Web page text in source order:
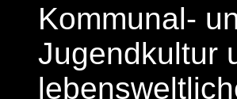
Kommunal-
Jugendkultur